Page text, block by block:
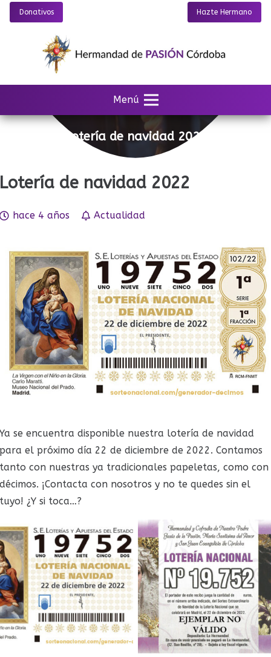
Donativos Hazte Hermano
Menú
Lotería de navidad 2022
Lotería de navidad 2022
hace 4 años Actualidad
Ya se encuentra disponible nuestra lotería de navidad
para el próximo día 22 de diciembre de 2022. Contamos
tanto con nuestras ya tradicionales papeletas, como con
décimos. ¡Contacta con nosotros y no te quedes sin el
tuyo! ¿Y si toca…?